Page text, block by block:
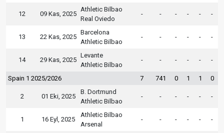
12 09 Kas, 2025
Athletic Bilbao
Real Oviedo
- - - - - -
13 22 Kas, 2025
Barcelona
Athletic Bilbao
- - - - - -
14 29 Kas, 2025
Levante
Athletic Bilbao
- - - - - -
Spain 1 2025/2026 7 741 0 1 1 0
2 01 Eki, 2025
B. Dortmund
Athletic Bilbao
- - - - - -
1 16 Eyl, 2025
Athletic Bilbao
Arsenal
- - - - - -